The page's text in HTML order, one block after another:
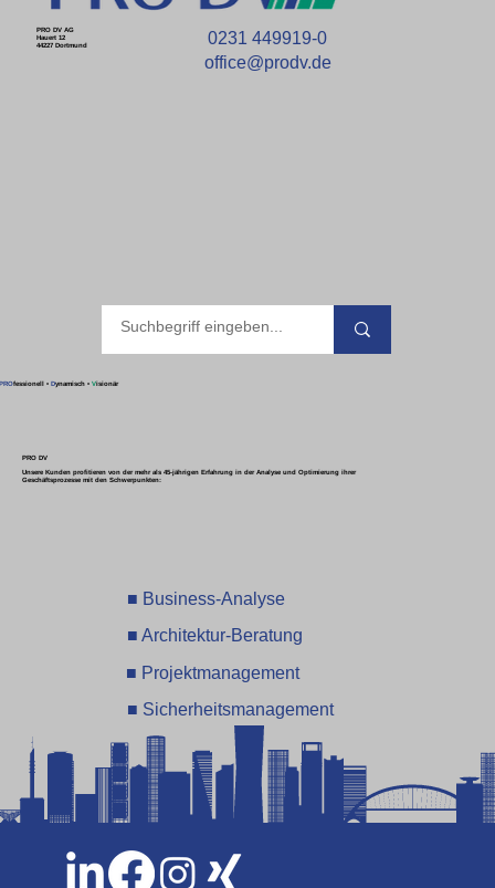
PRO DV AG
Hauert 12
44227 Dortmund
0231 449919-0
office@prodv.de
PROfessionell • Dynamisch •Visionär
PRO DV
Unsere Kunden profitieren von der mehr als 45-jährigen Erfahrung in der Analyse und Optimierung ihrer
Geschäftsprozesse mit den Schwerpunkten:
■ Business-Analyse
■ Architektur-Beratung
■ Projektmanagement
■ Sicherheitsmanagement